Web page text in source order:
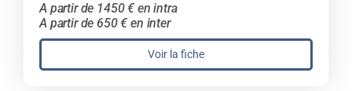
A partir de 1450 € en intra
A partir de 650 € en inter
Voir la fiche